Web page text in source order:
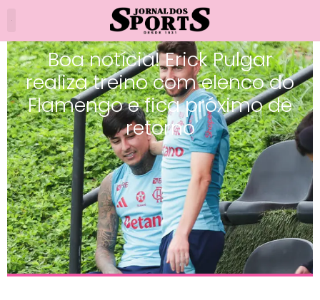
Boa notícia! Erick Pulgar
realiza treino com elenco do
Flamengo e fica próximo de
retorno